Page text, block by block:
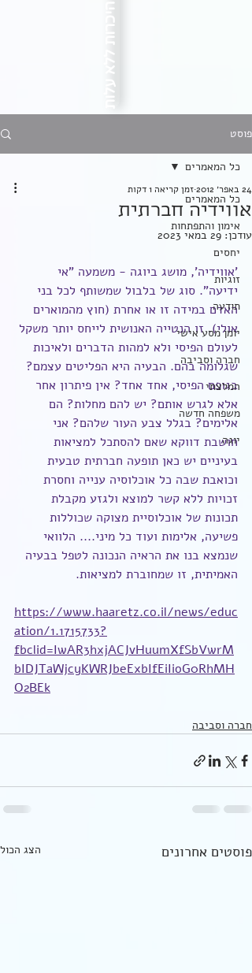
פוסט
כל המאמרים
אימון והתפתחות
יחסים
זוגיות
תודעה
יומן מסע אישי
חברה וסביבה
המלצתי
משפחה חדשה
יוגה
כל המאמרים
אווידיה חברתית
24 באפר׳ 2012 זמן קריאה 1 דקות
עודכן: 29 במאי 2023
'אווידיה', מושג ביוגה - משמעה "אי
ידיעה". סוג של בלבול שמשותף לכל בני
האדם במידה זו או אחרת (חוץ מהמוארים
אולי). זו הנטייה האנושית לייחס יותר משקל
לעולם הפיסי ולא למהות הדברים ולאיכות
שגלומה בהם. הבעיה היא הפליטים עצמם?
בגופם הפיסי, אחד אחד? אין פיתרון אחר
אלא לגרש אותם? יש להם מחלות? הם
אלימים? בגלל צבע העור שלהם? אני
חושבת דווקא שאם להסתכל למציאות
בעיניים יש כאן תופעה חברתית טבעית
וכואבת שבה כל אוכלוסיה ענייה וחסרת
זכויות ללא קשר למוצא ולגזע מקבלת
תכונות של אוכלוסיית מצוקה שכוללות
פשיעה, אלימות ועוד כל מיני.... הלוואי
שנמצא בנו את הראיה הנכונה לטפל בבעיה
האמיתית, זו שמחוברת למציאות.
https://www.haaretz.co.il/news/educ
ation/1.1715733?
fbclid=IwAR3hxjACJvHuumXfSbVwrM
bIDJTaWjcyKWRJbeExbIfEiIioG0RhMH
O2BEk
חברה וסביבה
פוסטים אחרונים הצג הכול